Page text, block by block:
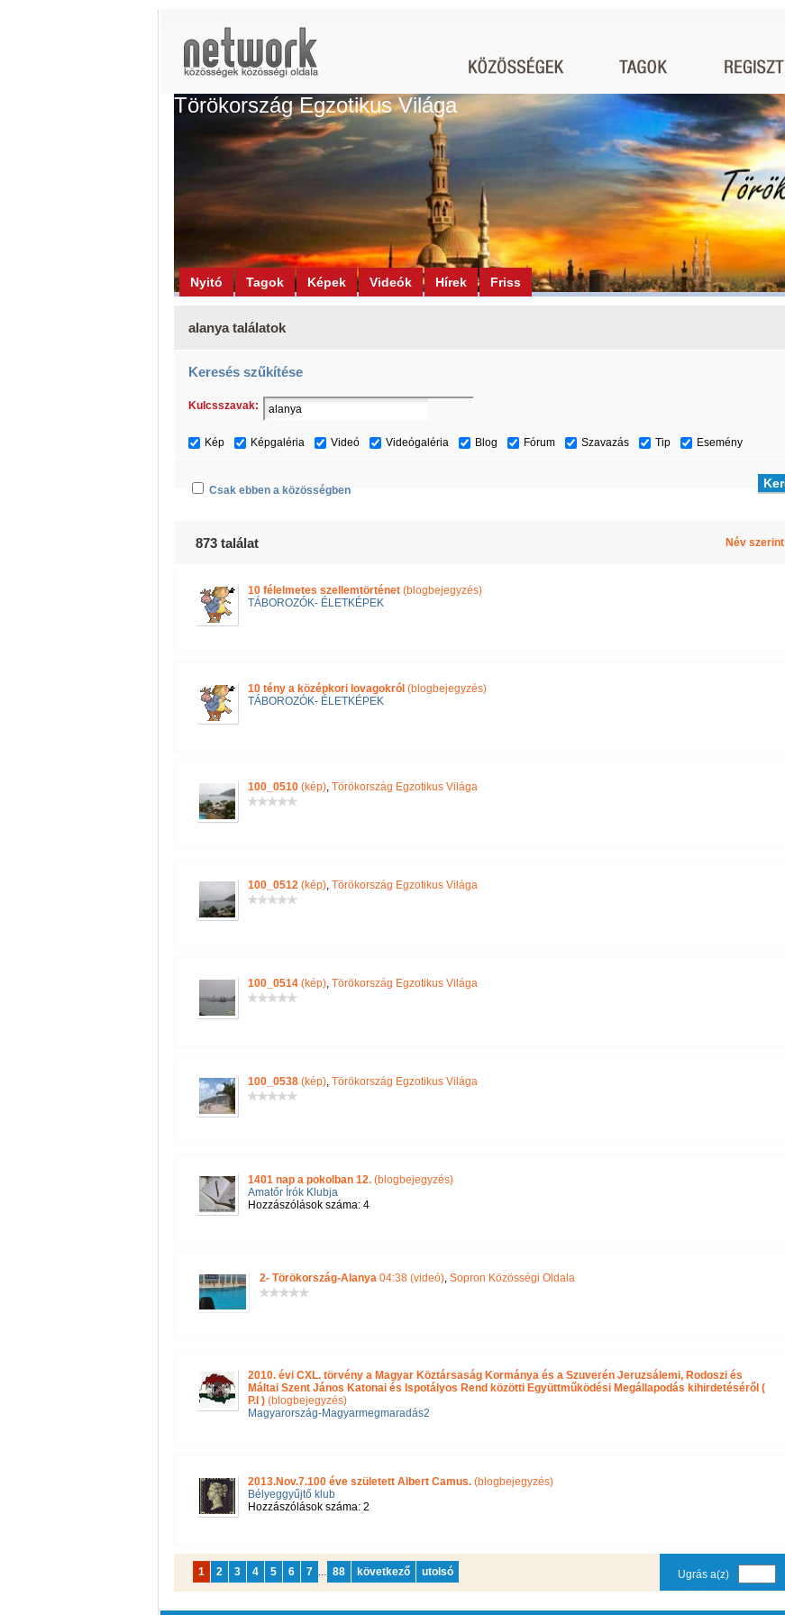
Törökország Egzotikus Világa
Nyitó Tagok Képek Videók Hírek Friss
alanya találatok
Keresés szűkítése
Kulcsszavak:
Kép Képgaléria Videó Videógaléria Blog Fórum Szavazás Tip Esemény
Csak ebben a közösségben
873 találat Név szerint
10 félelmetes szellemtörténet (blogbejegyzés)
TÁBOROZÓK- ÉLETKÉPEK
10 tény a középkori lovagokról (blogbejegyzés)
TÁBOROZÓK- ÉLETKÉPEK
100_0510 (kép), Törökország Egzotikus Világa
100_0512 (kép), Törökország Egzotikus Világa
100_0514 (kép), Törökország Egzotikus Világa
100_0538 (kép), Törökország Egzotikus Világa
1401 nap a pokolban 12. (blogbejegyzés)
Amatőr Írók Klubja
Hozzászólások száma: 4
2- Törökország-Alanya 04:38 (videó), Sopron Közösségi Oldala
2010. évi CXL. törvény a Magyar Köztársaság Kormánya és a Szuverén Jeruzsálemi, Rodoszi és
Máltai Szent János Katonai és Ispotályos Rend közötti Együttműködési Megállapodás kihirdetéséről (
P.I ) (blogbejegyzés)
Magyarország-Magyarmegmaradás2
2013.Nov.7.100 éve született Albert Camus. (blogbejegyzés)
Bélyeggyűjtő klub
Hozzászólások száma: 2
Ugrás a(z)
oldalra
1 2 3 4 5 6 7 ... 88 következő utolsó